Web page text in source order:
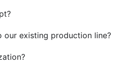
our existing production line?